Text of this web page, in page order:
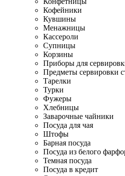
Кофейники
Кувшины
Менажницы
Кассероли
Супницы
Корзины
Приборы для
Предметы сервировки
Тарелки
Турки
Фужеры
Хлебницы
Заварочные чайники
Посуда для чая
Штофы
Барная посуда
Посуда из белого
Темная посуда
Посуда в кредит